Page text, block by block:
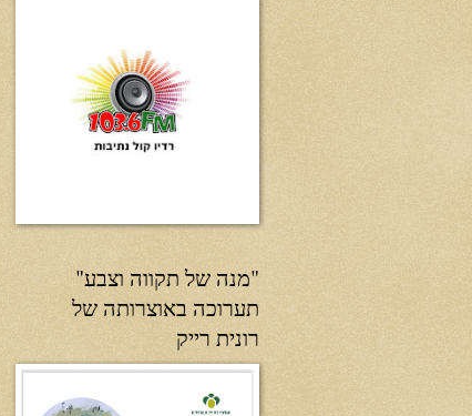
"מנה של תקווה וצבע"
תערוכה באוצרותה של
רונית רייק